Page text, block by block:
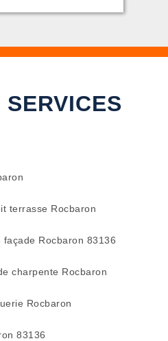
terrasse Rocbaron
Rocbaron 83136
charpente Rocbaron
Rocbaron
83136